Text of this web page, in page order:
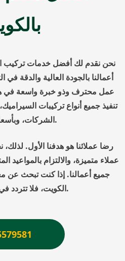
نحن نقدم لك أفضل خدمات تركيب
أعمالنا بالجودة العالية والدقة
عمل محترف وذو خبرة واسعة في
تنفيذ جميع أنواع تركيبات
الشركات، وبأسعار تنافسية.
رضا عملائنا هو هدفنا الأول.
عملاء متميزة، والالتزام بالمواعيد
جميع أعمالنا. إذا كنت تبحث عن
الكويت، فلا تتردد في التواصل معنا.